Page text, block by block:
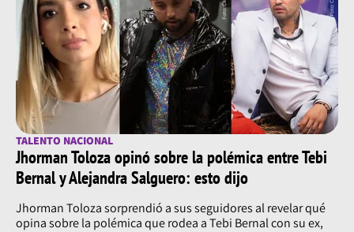
TALENTO NACIONAL
Jhorman Toloza opinó sobre la polémica entre Tebi
Bernal y Alejandra Salguero: esto dijo
Jhorman Toloza sorprendió a sus seguidores al revelar qué
opina sobre la polémica que rodea a Tebi Bernal con su ex,